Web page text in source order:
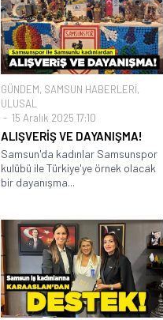
GÜNDEM, SAMSUN HABERLERİ,
ULUSAL
15 Aralık 2025 17:10
ALIŞVERİŞ VE DAYANIŞMA!
Samsun'da kadınlar Samsunspor
kulübü ile Türkiye'ye örnek olacak
bir dayanışma...